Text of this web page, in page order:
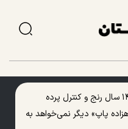
بریتنی اسپیرز از ۱۴ سال رنج و کنترل پرده
پاپ» دیگر نمی‌خواهد به